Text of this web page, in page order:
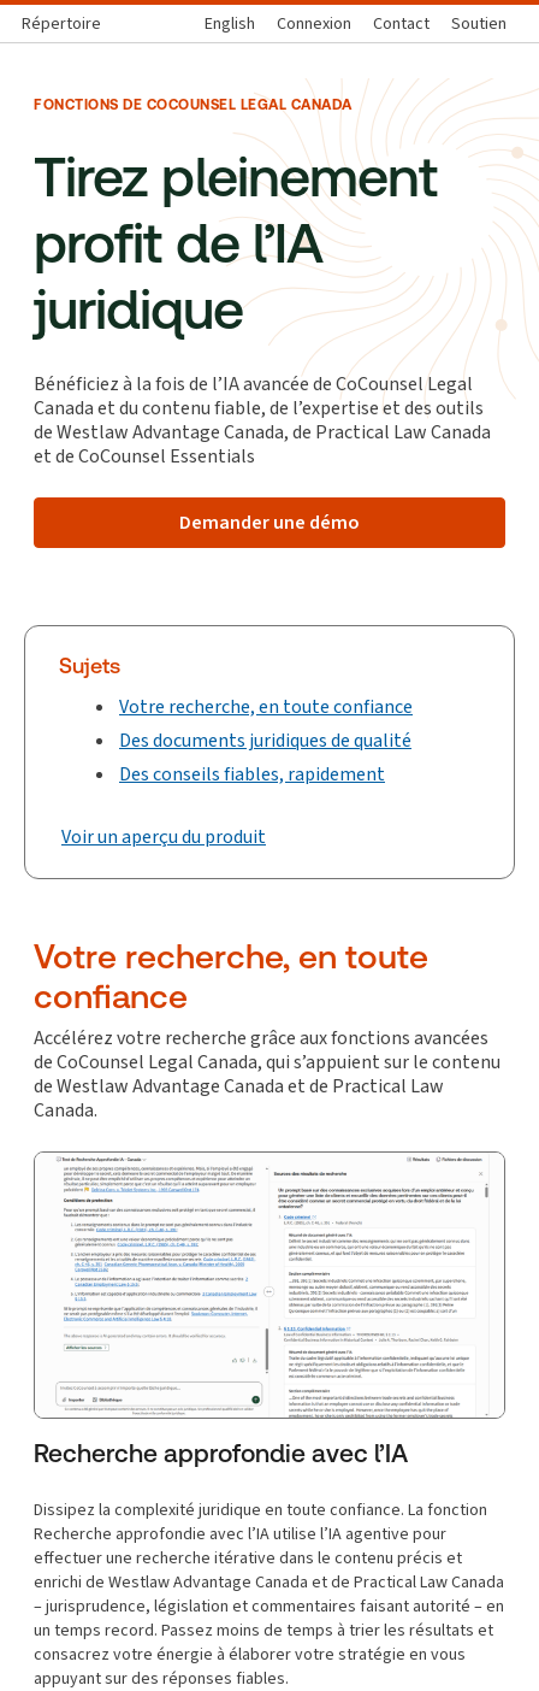
Répertoire English Connexion Contact Soutien
FONCTIONS DE COCOUNSEL LEGAL CANADA
Tirez pleinement
profit de l’IA
juridique
Bénéficiez à la fois de l’IA avancée de CoCounsel Legal
Canada et du contenu fiable, de l’expertise et des outils
de Westlaw Advantage Canada, de Practical Law Canada
et de CoCounsel Essentials
Demander une démo
Sujets
Votre recherche, en toute confiance
Des documents juridiques de qualité
Des conseils fiables, rapidement
Voir un aperçu du produit
Votre recherche, en toute
confiance
Accélérez votre recherche grâce aux fonctions avancées
de CoCounsel Legal Canada, qui s’appuient sur le contenu
de Westlaw Advantage Canada et de Practical Law
Canada.
Recherche approfondie avec l’IA
Dissipez la complexité juridique en toute confiance. La fonction
Recherche approfondie avec l’IA utilise l’IA agentive pour
effectuer une recherche itérative dans le contenu précis et
enrichi de Westlaw Advantage Canada et de Practical Law Canada
– jurisprudence, législation et commentaires faisant autorité – en
un temps record. Passez moins de temps à trier les résultats et
consacrez votre énergie à élaborer votre stratégie en vous
appuyant sur des réponses fiables.